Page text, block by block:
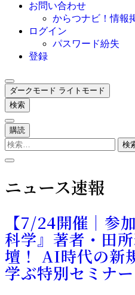
お問い合わせ
からつナビ！情報
ログイン
パスワード紛失
登録
ダークモード ライトモード
検索
購読
検
ニュース速報
【7/24開催｜参
科学』著者・田
壇！ AI時代の新
学ぶ特別セミナ